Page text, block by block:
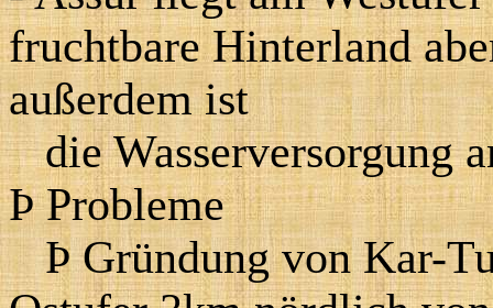
fruchtbare Hinterland
außerdem ist
die Wasserversorgung
ÞProbleme
ÞGründung von Kar-